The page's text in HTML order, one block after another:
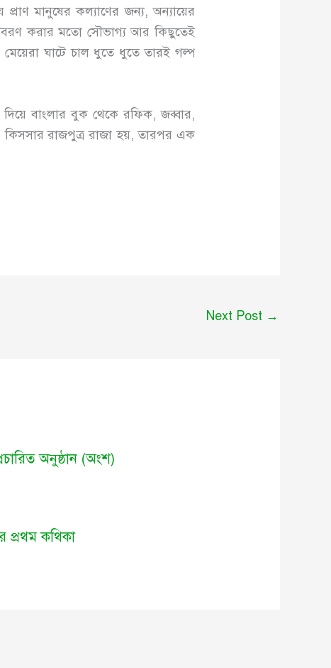
মানুষের কল্যাণের জন্য, অন্যায়ের
করার মতো সৌভাগ্য আর কিছুতেই
ঘাটে চাল ধুতে ধুতে তারই গল্প
বাংলার বুক থেকে রফিক, জব্বার,
কিসসার রাজপুত্র রাজা হয়, তারপর এক
Next Post →
অনুষ্ঠান (অংশ)
প্রথম কথিকা